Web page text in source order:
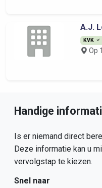
A.J.
KVK
Op
Handige
Is er niemand direct
Deze informatie kan u
vervolgstap te kiezen.
Snel naar